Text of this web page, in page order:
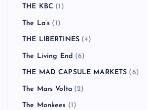
THE KBC (1)
The La’s (1)
THE LIBERTINES (4)
The Living End (6)
THE MAD CAPSULE MARKETS (6)
The Mars Volta (2)
The Monkees (1)